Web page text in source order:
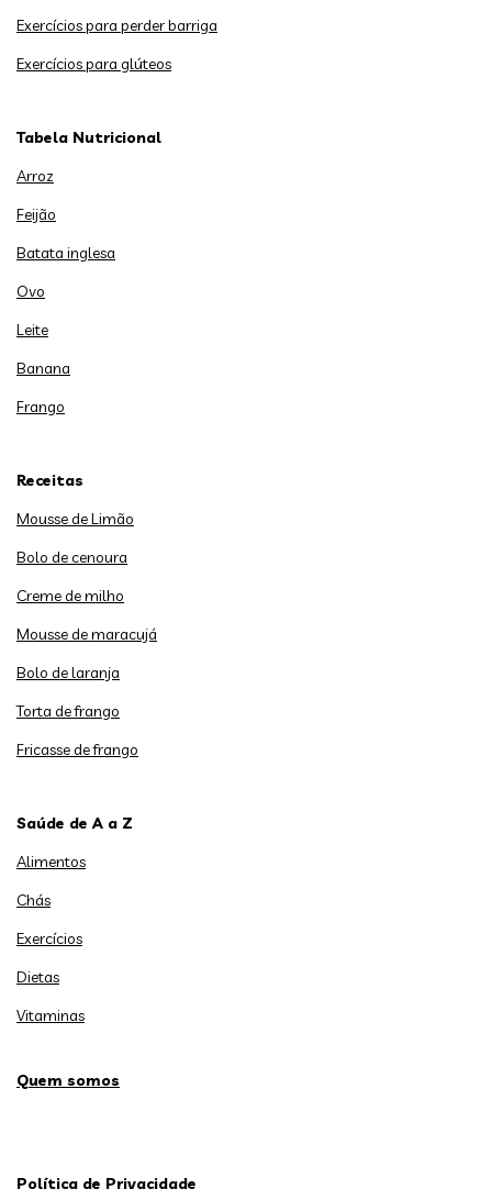
Exercícios para perder barriga
Exercícios para glúteos
Tabela Nutricional
Arroz
Feijão
Batata inglesa
Ovo
Leite
Banana
Frango
Receitas
Mousse de Limão
Bolo de cenoura
Creme de milho
Mousse de maracujá
Bolo de laranja
Torta de frango
Fricasse de frango
Saúde de A a Z
Alimentos
Chás
Exercícios
Dietas
Vitaminas
Quem somos
Política de Privacidade